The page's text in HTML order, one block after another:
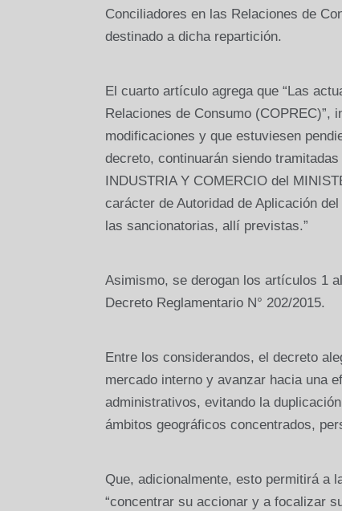
Conciliadores en las Relaciones de
destinado a dicha repartición.
El cuarto artículo agrega que “Las
Relaciones de Consumo
modificaciones y que estuviesen
decreto, continuarán siendo
INDUSTRIA Y COMERCIO del
carácter de Autoridad de Aplicación
las sancionatorias, allí previstas.”
Asimismo, se derogan los artículos 1
Decreto Reglamentario N° 202/2015.
Entre los considerandos, el decreto
mercado interno y avanzar hacia una
administrativos, evitando la
ámbitos geográficos concentrados,
Que, adicionalmente, esto permitirá a
“concentrar su accionar y a focalizar